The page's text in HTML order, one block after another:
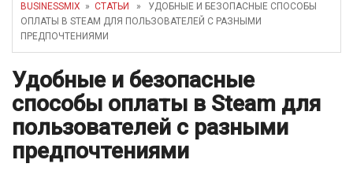
BUSINESSMIX » СТАТЬИ
» УДОБНЫЕ И БЕЗОПАСНЫЕ СПОСОБЫ
ОПЛАТЫ В STEAM ДЛЯ ПОЛЬЗОВАТЕЛЕЙ С РАЗНЫМИ
ПРЕДПОЧТЕНИЯМИ
Удобные и безопасные
способы оплаты в Steam для
пользователей с разными
предпочтениями